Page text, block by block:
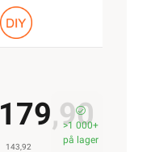
179,90
143,92
>1 000+
på lager